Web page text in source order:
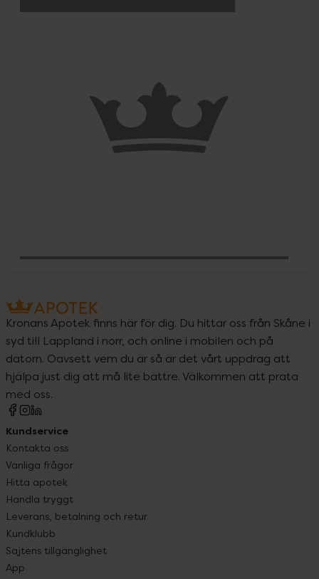
Kronans Apotek finns här för dig. Du hittar oss från Skåne i
syd till Lappland i norr, och online i mobilen och på
datorn. Oavsett vem du är så är det vårt uppdrag att
hjälpa just dig att må lite bättre. Välkommen att prata
med oss.
Kundservice
Kontakta oss
Vanliga frågor
Hitta apotek
Handla tryggt
Leverans, betalning och retur
Kundklubb
Sajtens tillgänglighet
App